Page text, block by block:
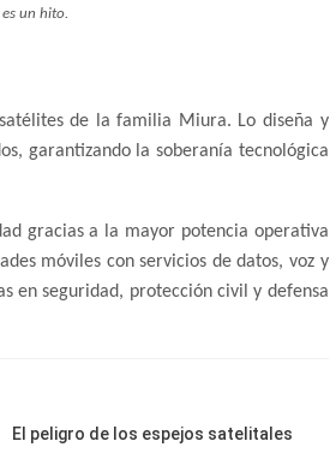
un hito.
de la familia Miura. Lo diseña y
garantizando la soberanía tecnológica
gracias a la mayor potencia operativa
móviles con servicios de datos, voz y
en seguridad, protección civil y defensa
El peligro de los espejos satelitales